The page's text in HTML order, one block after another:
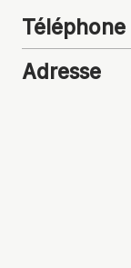
Téléphone
Adresse